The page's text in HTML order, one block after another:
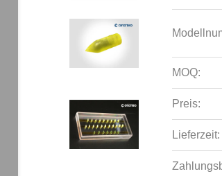
MOQ:
Preis:
Lieferzeit: